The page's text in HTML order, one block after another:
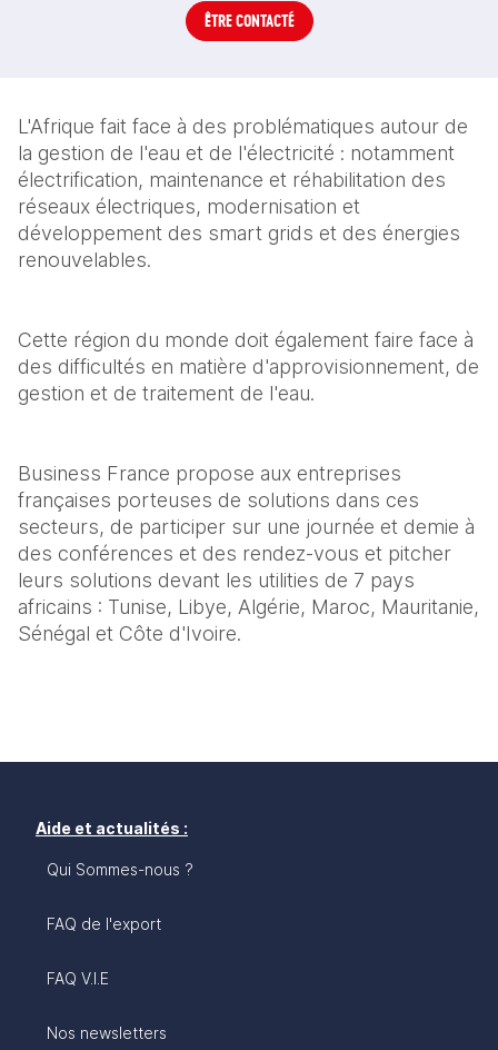
ÊTRE CONTACTÉ
L'Afrique fait face à des problématiques autour de
la gestion de l'eau et de l'électricité : notamment
électrification, maintenance et réhabilitation des
réseaux électriques, modernisation et
développement des smart grids et des énergies
renouvelables.
Cette région du monde doit également faire face à
des difficultés en matière d'approvisionnement, de
gestion et de traitement de l'eau.
Business France propose aux entreprises
françaises porteuses de solutions dans ces
secteurs, de participer sur une journée et demie à
des conférences et des rendez-vous et pitcher
leurs solutions devant les utilities de 7 pays
africains : Tunise, Libye, Algérie, Maroc, Mauritanie,
Sénégal et Côte d'Ivoire.
Aide et actualités :
Qui Sommes-nous ?
FAQ de l'export
FAQ V.I.E
Nos newsletters